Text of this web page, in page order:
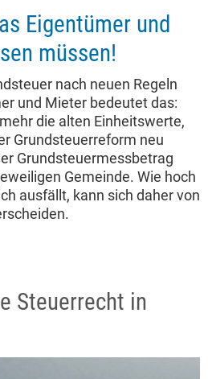
Eigentümer und
müssen!
nach neuen Regeln
und Mieter bedeutet das:
die alten Einheitswerte,
Grundsteuerreform neu
Grundsteuermessbetrag
Gemeinde. Wie hoch
ausfällt, kann sich daher von
Steuerrecht in